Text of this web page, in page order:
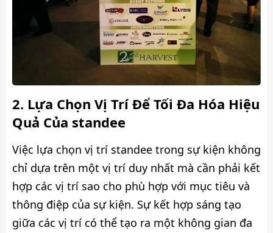
Lựa Chọn Vị Trí Để Tối Đa Hóa Hiệu
Quả Của standee
Việc lựa chọn vị trí standee trong sự kiện không
chỉ dựa trên một vị trí duy nhất mà cần phải kết
hợp các vị trí sao cho phù hợp với mục tiêu và
thông điệp của sự kiện. Sự kết hợp sáng tạo
giữa các vị trí có thể tạo ra một không gian đa